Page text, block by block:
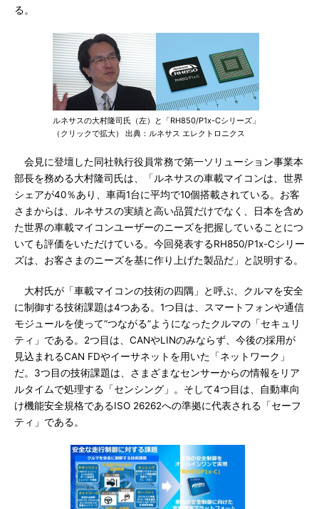
る。
ルネサスの大村隆司氏（左）と「RH850/P1x-Cシリーズ」
（クリックで拡大） 出典：ルネサス エレクトロニクス
会見に登壇した同社執行役員常務で第一ソリューション事業本
部長を務める大村隆司氏は、「ルネサスの車載マイコンは、世界
シェアが40％あり、車両1台に平均で10個搭載されている。お客
さまからは、ルネサスの実績と高い品質だけでなく、日本を含め
た世界の車載マイコンユーザーのニーズを把握していることにつ
いても評価をいただけている。今回発表するRH850/P1x-Cシリー
ズは、お客さまのニーズを基に作り上げた製品だ」と説明する。
大村氏が「車載マイコンの技術の四隅」と呼ぶ、クルマを安全
に制御する技術課題は4つある。1つ目は、スマートフォンや通信
モジュールを使って“つながる”ようになったクルマの「セキュリ
ティ」である。2つ目は、CANやLINのみならず、今後の採用が
見込まれるCAN FDやイーサネットを用いた「ネットワーク」
だ。3つ目の技術課題は、さまざまなセンサーからの情報をリア
ルタイムで処理する「センシング」。そして4つ目は、自動車向
け機能安全規格であるISO 26262への準拠に代表される「セーフ
ティ」である。